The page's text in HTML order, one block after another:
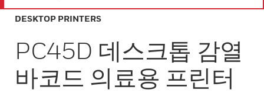
DESKTOP PRINTERS
PC45D 데스크톱 감열
바코드 의료용 프린터